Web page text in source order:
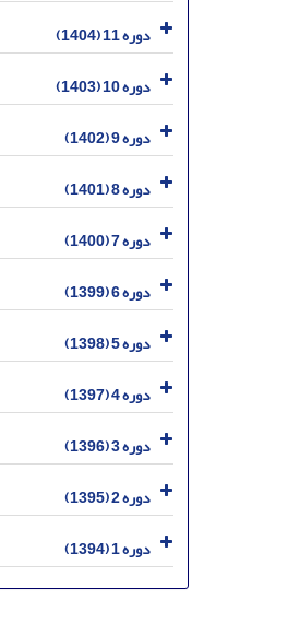
دوره 11 (1404)
دوره 10 (1403)
دوره 9 (1402)
دوره 8 (1401)
دوره 7 (1400)
دوره 6 (1399)
دوره 5 (1398)
دوره 4 (1397)
دوره 3 (1396)
دوره 2 (1395)
دوره 1 (1394)